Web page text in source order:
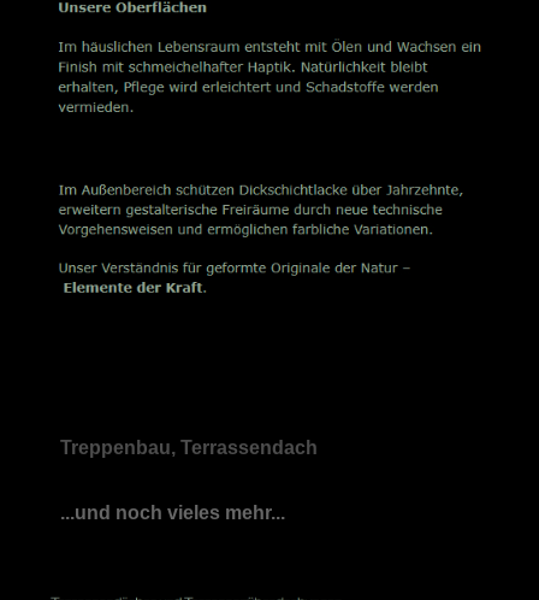
Treppenbau, Terrassendach
...und noch vieles mehr...